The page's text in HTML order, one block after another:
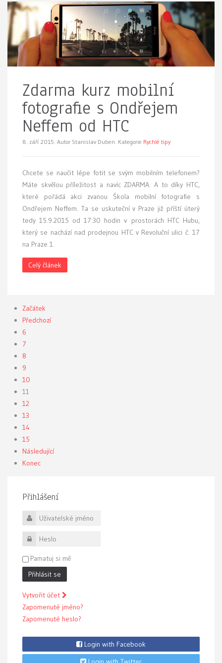
Zdarma kurz mobilní
fotografie s Ondřejem
Neffem od HTC
8. září 2015. Autor Stanislav Duben. Kategorie Rychlé tipy
Chcete se naučit lépe fotit se svým mobilním telefonem?
Máte skvělou příležitost a navíc ZDARMA. A to díky HTC,
které pořádá akci zvanou Škola mobilní fotografie s
Ondřejem Neffem. Ta se uskuteční v Praze již příští úterý
tedy 15.9.2015 od 17:30 hodin v prostorách HTC Hubu,
který se nachází nad prodejnou HTC v Revoluční ulici č. 17
na Praze 1.
Celý článek
Začátek
Předchozí
6
7
8
9
10
11
12
13
14
15
Následující
Konec
Přihlášení
Uživatelské jméno
Heslo
Pamatuj si mě
Přihlásit se
Vytvořit účet
Zapomenuté jméno?
Zapomenuté heslo?
Login with Facebook